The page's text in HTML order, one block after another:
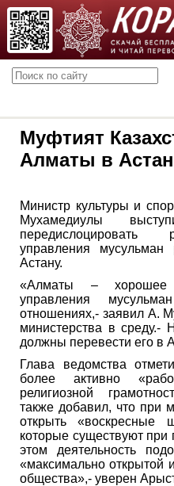
Муфтият
Алматы в
Министр культуры и
Мухамедиулы
передислоцировать
управления
Астану.
«Алматы – хорошее
управления
отношениях,- заявил А.
министерства в
должны перевести его в
Глава ведомства
более активно
религиозной
также добавил, что при
открыть
которые существуют
этом деятельность
«максимально открытой
общества»,- уверен